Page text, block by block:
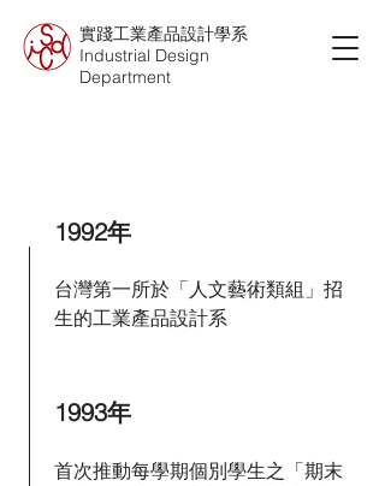
實踐工業產品設計學系
Industrial Design
Department
1992年
台灣第一所於「人文藝術類組」招
生的工業產品設計系
1993年
首次推動每學期個別學生之「期末